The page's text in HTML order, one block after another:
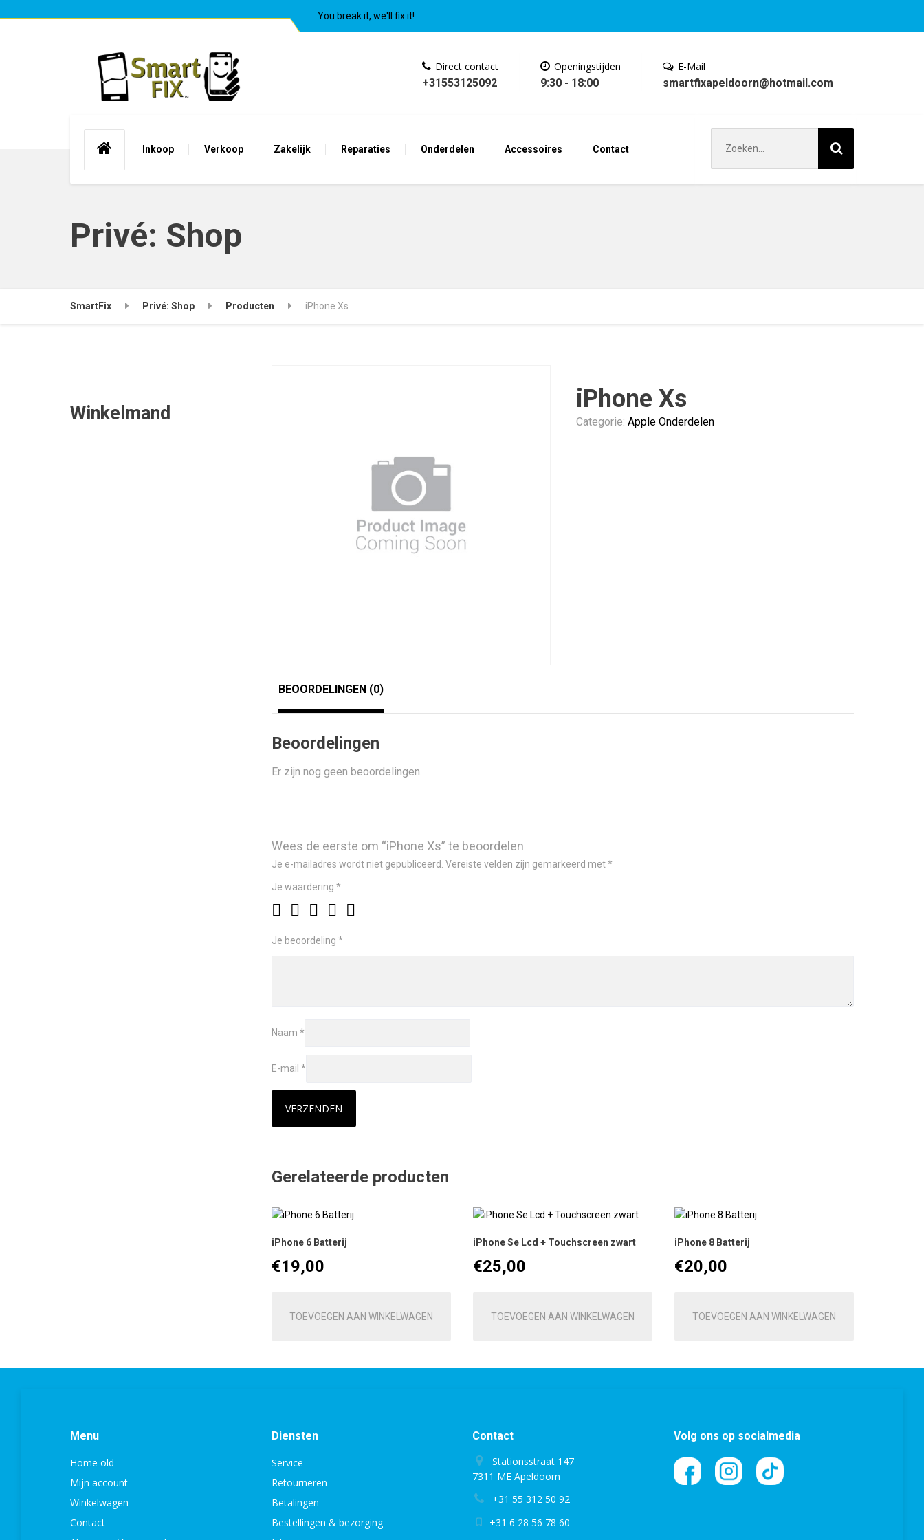
You break it, we'll fix it!
Inkoop Verkoop Zakelijk Reparaties Onderdelen Accessoires Contact
Direct contact
+31553125092
Openingstijden
9:30 - 18:00
E-Mail
smartfixapeldoorn@hotmail.com
naar:
Privé: Shop
SmartFix Privé: Shop Producten iPhone Xs
iPhone Xs
Categorie:Apple Onderdelen
BEOORDELINGEN (0)
Beoordelingen
Er zijn nog geen beoordelingen.
Wees de eerste om “iPhone Xs” te beoordelen
Je e-mailadres wordt niet gepubliceerd. Vereiste velden zijn gemarkeerd met*
Je waardering *
Je beoordeling *
Naam *
E-mail *
Gerelateerde producten
iPhone 6 Batterij
€19,00
TOEVOEGEN AAN WINKELWAGEN
iPhone Se Lcd + Touchscreen zwart
€25,00
TOEVOEGEN AAN WINKELWAGEN
iPhone 8 Batterij
€20,00
TOEVOEGEN AAN WINKELWAGEN
Winkelmand
Menu
Home old
Mijn account
Winkelwagen
Contact
Diensten
Service
Retourneren
Betalingen
Bestellingen & bezorging
Contact
Stationsstraat 147
7311 ME Apeldoorn
+31 55 312 50 92
+31 6 28 56 78 60
Volg ons op socialmedia